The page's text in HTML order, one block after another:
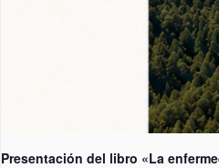
Presentación del libro «La